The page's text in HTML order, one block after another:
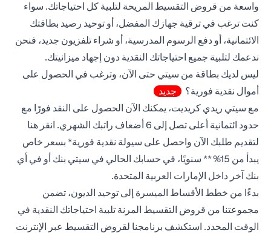
واسعة من قروض التقسيط المريحة لتلبية كل احتياجاتك. سواء
كنت ترغب في ترقية جهازك المفضل، أو توحيد رصيد بطاقتك
الائتمانية، أو دفع الرسوم المدرسية، أو شراء تلفزيون جديد، فنحن
ندعمك لتلبية جميع احتياجاتك النقدية دون إجهاد ميزانيتك.
ليس لديك بطاقة من سيتي حتى الآن، وترغب في الحصول على
أموال نقدية فورية؟
جديد
مع سيتي ريدي كريديت، يمكنك الآن الحصول على النقد فورًا مع
حدود ائتمانية أعلى تصل إلى 6 أضعاف راتبك الشهري.
انقر هنا
لتقديم طلبك الآن واحصل على سيولة نقدية فورية* بسعر خاص
يبدأ من 15%** سنويًا، في حسابك الحالي في سيتي بنك أو في أي
بنك آخر داخل الإمارات العربية المتحدة.
بدءًا من خطط الأقساط الميسرة إلى توحيد الديون، تضمن
مجموعتنا من قروض التقسيط المرنة تلبية احتياجاتك النقدية في
الوقت المحدد. استكشف برنامجنا لقروض التقسيط عبر الإنترنت